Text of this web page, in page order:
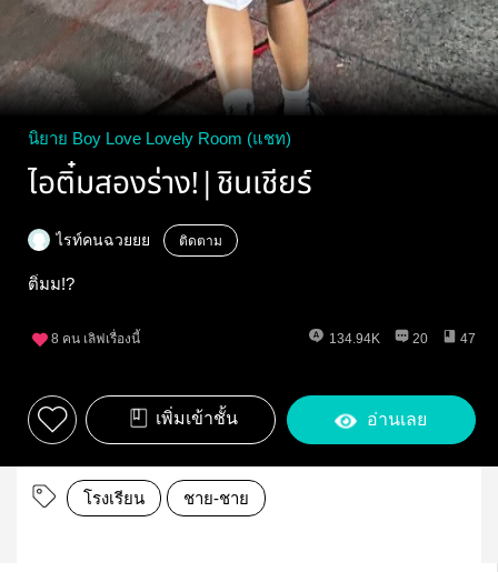
นิยาย Boy Love Lovely Room (แชท)
ไอติ๋มสองร่าง!|ชินเชียร์
ไรท์คนฉวยยย ติดตาม
ติ๋มม!?
8 คน เลิฟเรื่องนี้ 134.94K 20 47
เพิ่มเข้าชั้น อ่านเลย
โรงเรียน ชาย-ชาย